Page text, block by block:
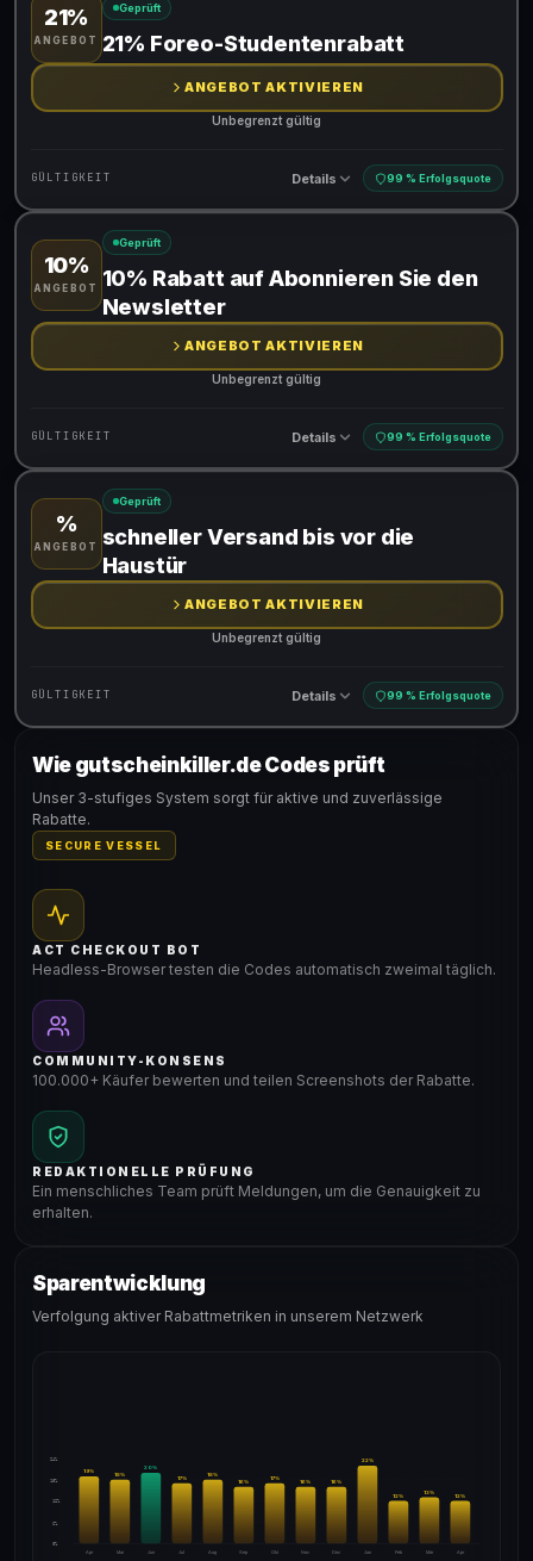
Gültig für teilnehmende Produkte
21%
ANGEBOT
Geprüft
21% Foreo-Studentenrabatt
ANGEBOT AKTIVIEREN
Unbegrenzt gültig
GÜLTIGKEIT Details 99 % Erfolgsquote
Gültig für teilnehmende Produkte
10%
ANGEBOT
Geprüft
10% Rabatt auf Abonnieren Sie den
Newsletter
ANGEBOT AKTIVIEREN
Unbegrenzt gültig
GÜLTIGKEIT Details 99 % Erfolgsquote
Gültig für teilnehmende Produkte
%
ANGEBOT
Geprüft
schneller Versand bis vor die
Haustür
ANGEBOT AKTIVIEREN
Unbegrenzt gültig
GÜLTIGKEIT Details 99 % Erfolgsquote
Gültig für teilnehmende Produkte
Wie gutscheinkiller.de Codes prüft
Unser 3-stufiges System sorgt für aktive und zuverlässige
Rabatte.
SECURE VESSEL
ACT CHECKOUT BOT
Headless-Browser testen die Codes automatisch zweimal täglich.
COMMUNITY-KONSENS
100.000+ Käufer bewerten und teilen Screenshots der Rabatte.
REDAKTIONELLE PRÜFUNG
Ein menschliches Team prüft Meldungen, um die Genauigkeit zu
erhalten.
Sparentwicklung
Verfolgung aktiver Rabattmetriken in unserem Netzwerk
24%
18%
12%
6%
0%
Apr
19%
Mai
18%
Jun
20%
Jul
17%
Aug
18%
Sep
16%
Okt
17%
Nov
16%
Dez
16%
Jan
22%
Feb
12%
Mär
13%
Apr
12%